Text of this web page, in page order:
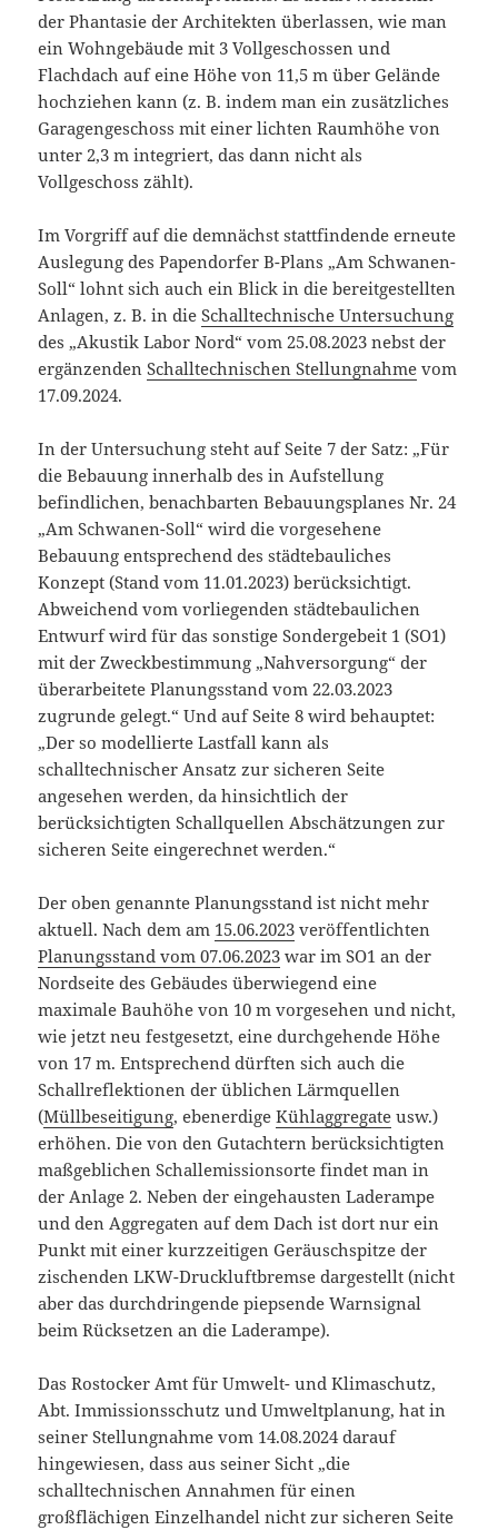
der Phantasie der Architekten überlassen, wie man
ein Wohngebäude mit 3 Vollgeschossen und
Flachdach auf eine Höhe von 11,5 m über Gelände
hochziehen kann (z. B. indem man ein zusätzliches
Garagengeschoss mit einer lichten Raumhöhe von
unter 2,3 m integriert, das dann nicht als
Vollgeschoss zählt).
Im Vorgriff auf die demnächst stattfindende erneute
Auslegung des Papendorfer B-Plans „Am Schwanen-
Soll“ lohnt sich auch ein Blick in die bereitgestellten
Anlagen, z. B. in dieSchalltechnische Untersuchung
des „Akustik Labor Nord“ vom 25.08.2023 nebst der
ergänzendenSchalltechnischen Stellungnahme vom
17.09.2024.
In der Untersuchung steht auf Seite 7 der Satz: „Für
die Bebauung innerhalb des in Aufstellung
befindlichen, benachbarten Bebauungsplanes Nr. 24
„Am Schwanen-Soll“ wird die vorgesehene
Bebauung entsprechend des städtebauliches
Konzept (Stand vom 11.01.2023) berücksichtigt.
Abweichend vom vorliegenden städtebaulichen
Entwurf wird für das sonstige Sondergebeit 1 (SO1)
mit der Zweckbestimmung „Nahversorgung“ der
überarbeitete Planungsstand vom 22.03.2023
zugrunde gelegt.“ Und auf Seite 8 wird behauptet:
„Der so modellierte Lastfall kann als
schalltechnischer Ansatz zur sicheren Seite
angesehen werden, da hinsichtlich der
berücksichtigten Schallquellen Abschätzungen zur
sicheren Seite eingerechnet werden.“
Der oben genannte Planungsstand ist nicht mehr
aktuell. Nach dem am 15.06.2023 veröffentlichten
Planungsstand vom 07.06.2023 war im SO1 an der
Nordseite des Gebäudes überwiegend eine
maximale Bauhöhe von 10 m vorgesehen und nicht,
wie jetzt neu festgesetzt, eine durchgehende Höhe
von 17 m. Entsprechend dürften sich auch die
Schallreflektionen der üblichen Lärmquellen
(Müllbeseitigung, ebenerdigeKühlaggregate usw.)
erhöhen. Die von den Gutachtern berücksichtigten
maßgeblichen Schallemissionsorte findet man in
der Anlage 2. Neben der eingehausten Laderampe
und den Aggregaten auf dem Dach ist dort nur ein
Punkt mit einer kurzzeitigen Geräuschspitze der
zischenden LKW-Druckluftbremse dargestellt (nicht
aber das durchdringende piepsende Warnsignal
beim Rücksetzen an die Laderampe).
Das Rostocker Amt für Umwelt- und Klimaschutz,
Abt. Immissionsschutz und Umweltplanung, hat in
seiner Stellungnahme vom 14.08.2024 darauf
hingewiesen, dass aus seiner Sicht „die
schalltechnischen Annahmen für einen
großflächigen Einzelhandel nicht zur sicheren Seite